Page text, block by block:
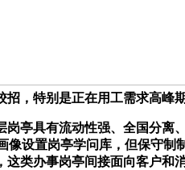
，特别是正在用工需求高峰
具有流动性强、全国分离
设置岗亭学问库，但保守
类办事岗亭间接面向客户